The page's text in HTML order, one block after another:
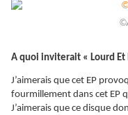
A quoi inviterait « Lourd
J’aimerais que cet EP
fourmillement dans cet EP
J’aimerais que ce disque